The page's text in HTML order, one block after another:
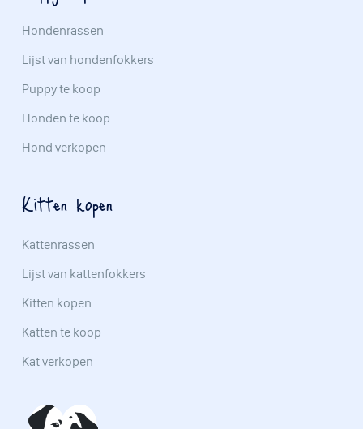
Hondenrassen
Lijst van hondenfokkers
Puppy te koop
Honden te koop
Hond verkopen
Kitten kopen
Kattenrassen
Lijst van kattenfokkers
Kitten kopen
Katten te koop
Kat verkopen